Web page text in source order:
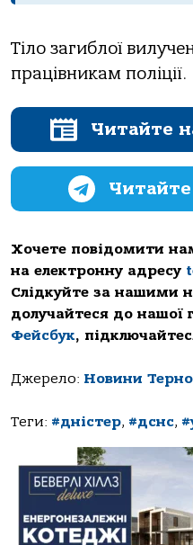
Тіло загиблої
працівникам поліції.
Читайте
Хочете повідомити
на електронну адресу
Слідкуйте за нашими
долучайтеся до нашої
Фейсбук,
Джерело: Новини
Теги: #дністер, #дснс,